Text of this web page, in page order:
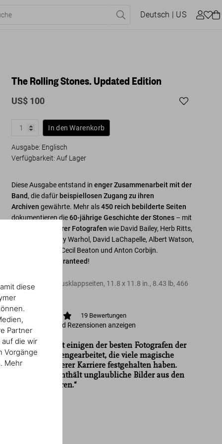
diese
Partner
die wir
Vorgänge
Mehr
Deutsch | US
The Rolling Stones. Updated Edition
US$ 100
In den Warenkorb
Ausgabe: Englisch
Verfügbarkeit:Auf Lager
Diese Ausgabe entstand inenger Zusammenarbeit mit der
Band, die dafür beispiellosen Zugang zu ihren
Archiven gewährte. Mehr als450 reich bebilderte Seiten
dokumentieren die60-jährige Geschichte der Stones – mit
legendärer Fotografen wie David Bailey, Herb Ritts,
Peter Beard, Andy Warhol, David LaChapelle, Albert Watson,
Annie Leibovitz, Cecil Beaton und Anton Corbijn.
Satisfaction guaranteed!
Hardcover mit Ausklappseiten, 11.8 x 11.8 in., 8.43 lb,466
19 Bewertungen
Bewertungen und Rezensionen anzeigen
„Wir haben mit einigen der besten Fotografen der
Welt zusammengearbeitet, die viele magische
Momente unserer Karriere festgehalten haben.
Dieser Band enthält unglaubliche Bilder aus den
letzten 60 Jahren.“